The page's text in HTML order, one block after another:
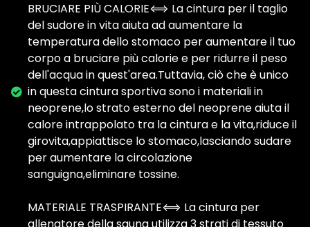
BRUCIARE PIÙ CALORIE⟺ La cintura per il taglio
del sudore in vita aiuta ad aumentare la
temperatura dello stomaco per aumentare il tuo
corpo a bruciare più calorie e per ridurre il peso
dell'acqua in quest'area.Tuttavia, ciò che è unico
in questa cintura sportiva sono i materiali in
neoprene,lo strato esterno del neoprene aiuta il
calore intrappolato tra la cintura e la vita,riduce il
girovita,appiattisce lo stomaco,lasciando sudare
per aumentare la circolazione
sanguigna,eliminare tossine.
MATERIALE TRASPIRANTE⟺ La cintura per